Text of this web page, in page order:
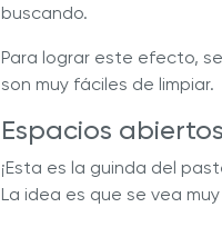
buscando.
Para lograr este efecto,
son muy fáciles de limpiar.
Espacios abiertos
¡Esta es la guinda del
La idea es que se vea